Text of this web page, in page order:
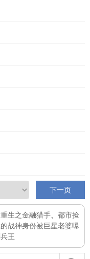
下一页
重生之金融猎手
都市捡
战神身份被巨星老婆曝
王